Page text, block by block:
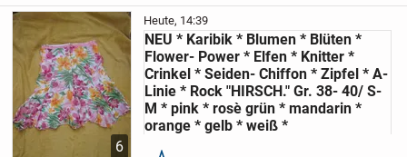
6
Heute, 14:39
NEU * Karibik * Blumen * Blüten *
Flower- Power * Elfen * Knitter *
Crinkel * Seiden- Chiffon * Zipfel * A-
Linie * Rock "HIRSCH." Gr. 38- 40/ S-
M * pink * rosè grün * mandarin *
orange * gelb * weiß *